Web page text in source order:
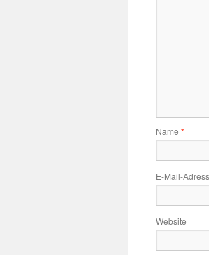
Name *
E-Mail-
Website